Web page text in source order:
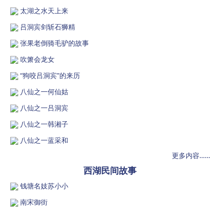
太湖之水天上来
吕洞宾剑斩石狮精
张果老倒骑毛驴的故事
吹箫会龙女
“狗咬吕洞宾”的来历
八仙之一何仙姑
八仙之一吕洞宾
八仙之一韩湘子
八仙之一蓝采和
更多内容……
西湖民间故事
钱塘名妓苏小小
南宋御街